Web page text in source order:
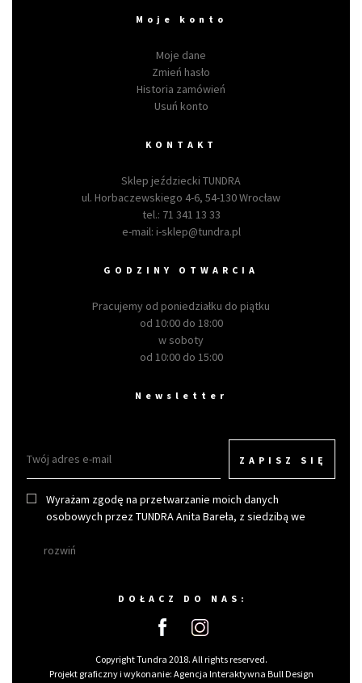
Moje konto
Moje dane
Zmień hasło
Historia zamówień
Usuń konto
KONTAKT
Sklep jeździecki TUNDRA
ul. Horbaczewskiego 4-6, 54-130 Wrocław
tel.: 71 341 13 33
e-mail: i-sklep@tundra.pl
GODZINY OTWARCIA
Pracujemy od poniedziałku do piątku
od 10:00 do 18:00
w soboty
od 10:00 do 15:00
Newsletter
ZAPISZ SIĘ
Wyrażam zgodę na przetwarzanie moich danych
osobowych przez TUNDRA Anita Bareła, z siedzibą we
rozwiń
DOŁACZ DO NAS:
Copyright Tundra 2018. All rights reserved.
Projekt graficzny i wykonanie: Agencja Interaktywna Bull Design